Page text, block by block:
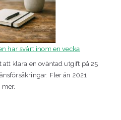
har svårt inom en vecka
att klara en oväntad utgift på 25
Fler än 2021